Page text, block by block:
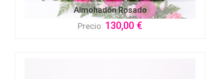
Almohadón Rosado
Precio: 130,00 €